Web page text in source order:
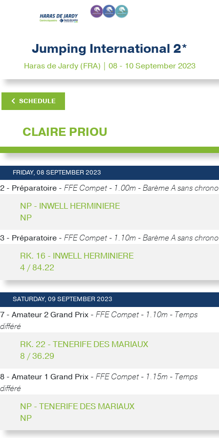
Jumping International 2*
Haras de Jardy (FRA) | 08 - 10 September 2023
SCHEDULE
CLAIRE PRIOU
FRIDAY, 08 SEPTEMBER 2023
2 - Préparatoire - FFE Compet - 1.00m - Barème A sans chrono
NP - INWELL HERMINIERE
NP
3 - Préparatoire - FFE Compet - 1.10m - Barème A sans chrono
RK. 16 - INWELL HERMINIERE
4 / 84.22
SATURDAY, 09 SEPTEMBER 2023
7 - Amateur 2 Grand Prix - FFE Compet - 1.10m - Temps
différé
RK. 22 - TENERIFE DES MARIAUX
8 / 36.29
8 - Amateur 1 Grand Prix - FFE Compet - 1.15m - Temps
différé
NP - TENERIFE DES MARIAUX
NP